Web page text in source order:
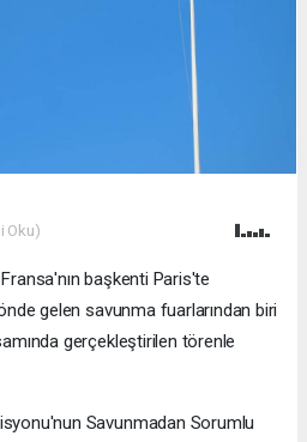
Oku)
başkenti Paris'te
gelen savunma fuarlarından biri
gerçekleştirilen törenle
Savunmadan Sorumlu